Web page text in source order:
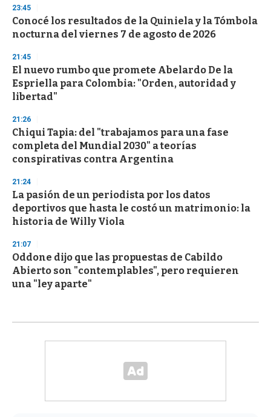
23:45
Conocé los resultados de la Quiniela y la Tómbola
nocturna del viernes 7 de agosto de 2026
21:45
El nuevo rumbo que promete Abelardo De la
Espriella para Colombia: "Orden, autoridad y
libertad"
21:26
Chiqui Tapia: del "trabajamos para una fase
completa del Mundial 2030" a teorías
conspirativas contra Argentina
21:24
La pasión de un periodista por los datos
deportivos que hasta le costó un matrimonio: la
historia de Willy Viola
21:07
Oddone dijo que las propuestas de Cabildo
Abierto son "contemplables", pero requieren
una "ley aparte"